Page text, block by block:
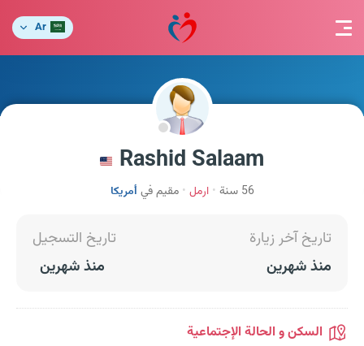
Ar
Rashid Salaam
56 سنة ارمل مقيم في أمريكا
تاريخ آخر زيارة
منذ شهرين
تاريخ التسجيل
منذ شهرين
السكن و الحالة الإجتماعية